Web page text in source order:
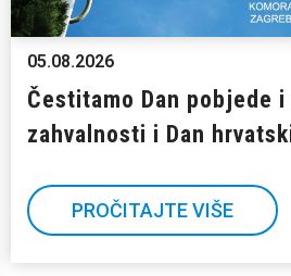
05.08.2026
Čestitamo Dan pobjede
zahvalnosti i Dan
PROČITAJTE VIŠE